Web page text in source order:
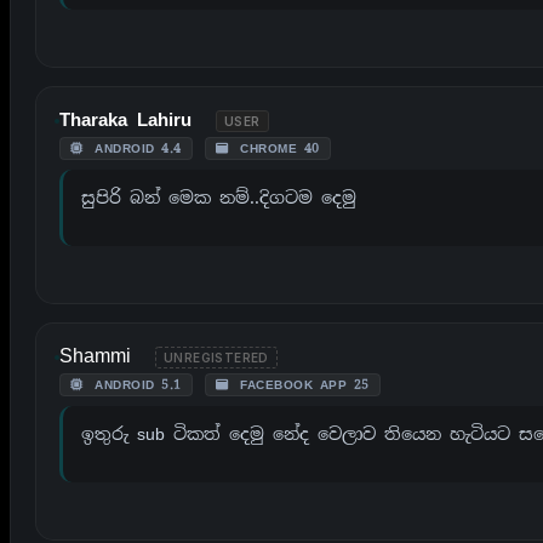
Tharaka Lahiru USER
ANDROID 4.4 CHROME 40
සුපිරි බන් මෙක නම්..දිගටම දෙමු
Shammi UNREGISTERED
ANDROID 5.1 FACEBOOK APP 25
ඉතුරු sub ටිකත් දෙමු නේද වෙලාව තියෙන හැටියට